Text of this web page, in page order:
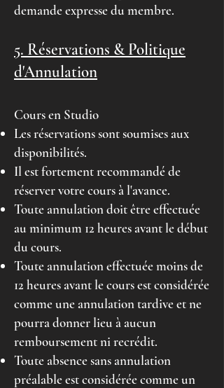
demande expresse du membre.
5. Réservations & Politique
d'Annulation
Cours en Studio
Les réservations sont soumises aux
disponibilités.
Il est fortement recommandé de
réserver votre cours à l'avance.
Toute annulation doit être effectuée
au minimum 12 heures avant le début
du cours.
Toute annulation effectuée moins de
12 heures avant le cours est considérée
comme une annulation tardive et ne
pourra donner lieu à aucun
remboursement ni recrédit.
Toute absence sans annulation
préalable est considérée comme un